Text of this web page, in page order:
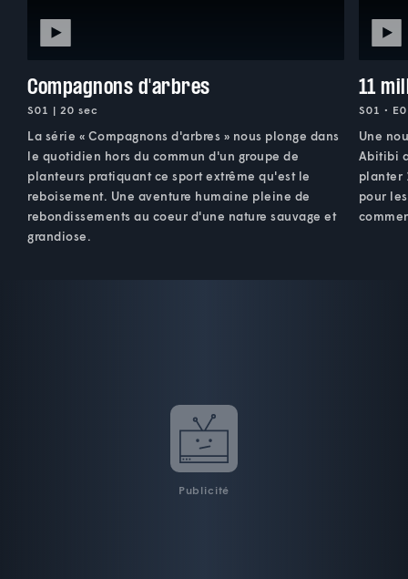
Compagnons d'arbres
S01 | 20 sec
La série « Compagnons d'arbres » nous plonge dans
le quotidien hors du commun d'un groupe de
planteurs pratiquant ce sport extrême qu'est le
reboisement. Une aventure humaine pleine de
rebondissements au coeur d'une nature sauvage et
grandiose.
11
S01 •
Une
Abitibi
planter
pour
Publicité